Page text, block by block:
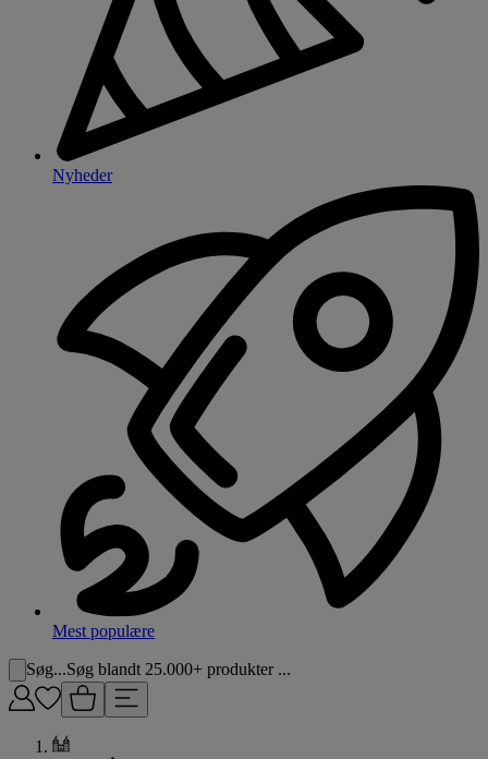
Nyheder
Mest populære
Søg...Søg blandt 25.000+ produkter ...